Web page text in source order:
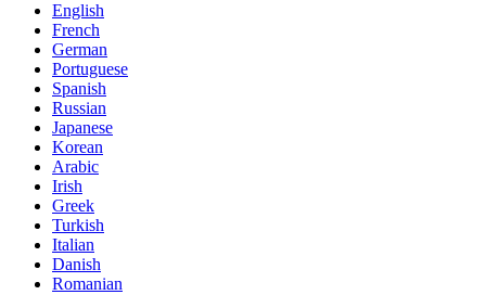
English
French
German
Portuguese
Spanish
Russian
Japanese
Korean
Arabic
Irish
Greek
Turkish
Italian
Danish
Romanian